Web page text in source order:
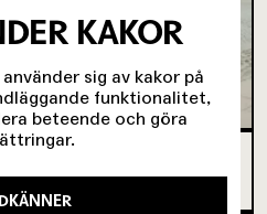
KAKOR
sig av kakor på
funktionalitet,
beteende och göra